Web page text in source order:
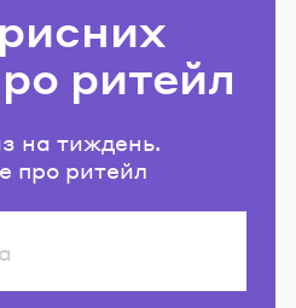
ритейл
на тиждень.
про ритейл